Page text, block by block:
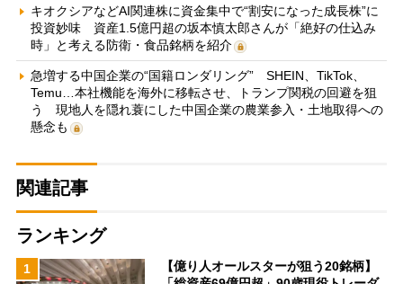
キオクシアなどAI関連株に資金集中で“割安になった成長株”に
投資妙味 資産1.5億円超の坂本慎太郎さんが「絶好の仕込み
時」と考える防衛・食品銘柄を紹介
急増する中国企業の“国籍ロンダリング” SHEIN、TikTok、
Temu…本社機能を海外に移転させ、トランプ関税の回避を狙
う 現地人を隠れ蓑にした中国企業の農業参入・土地取得への
懸念も
関連記事
ランキング
1
【億り人オールスターが狙う20銘柄】